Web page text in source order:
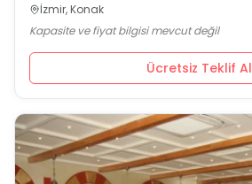
İzmir, Konak
Kapasite ve fiyat bilgisi mevcut değil
Ücretsiz Teklif Al